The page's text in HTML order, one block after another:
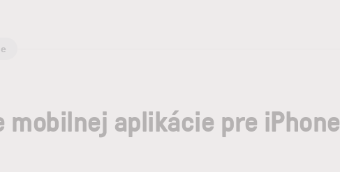
mobilnej aplikácie pre iPhone